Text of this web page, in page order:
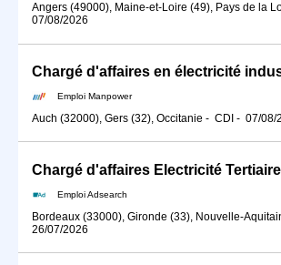
Angers (49000), Maine-et-Loire (49), Pays de la
07/08/2026
Emploi Manpower
Auch (32000), Gers (32), Occitanie - CDI - 07/08/
Chargé d'affaires Electricité
Emploi Adsearch
Bordeaux (33000), Gironde (33), Nouvelle-
26/07/2026